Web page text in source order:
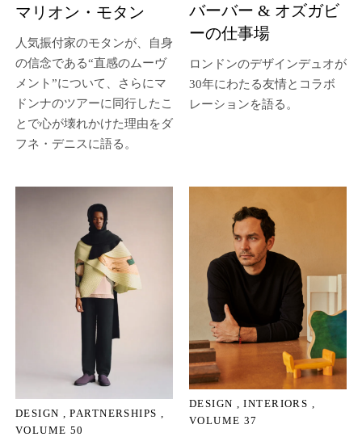
マリオン・モタン
人気振付家のモタンが、自身
の信念である“直感のムーヴ
メント”について、さらにマ
ドンナのツアーに同行したこ
とで心が壊れかけた理由をダ
フネ・デニスに語る。
バーバー & オズガビ
ーの仕事場
ロンドンのデザインデュオが
30年にわたる友情とコラボ
レーションを語る。
DESIGN
PARTNERSHIPS
VOLUME 50
DESIGN
INTERIORS
VOLUME 37